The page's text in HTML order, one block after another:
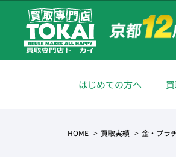
はじめての方へ
HOME 買取実績 金・プラ